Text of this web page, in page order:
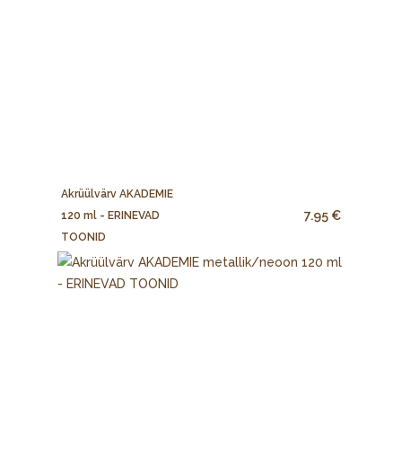
Akrüülvärv AKADEMIE
120 ml - ERINEVAD
TOONID
7.95 €